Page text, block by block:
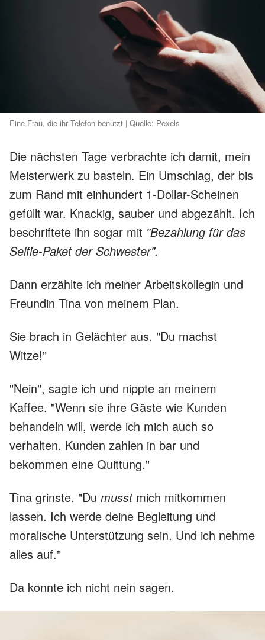
Eine Frau, die ihr Telefon benutzt | Quelle: Pexels
Die nächsten Tage verbrachte ich damit, mein
Meisterwerk zu basteln. Ein Umschlag, der bis
zum Rand mit einhundert 1-Dollar-Scheinen
gefüllt war. Knackig, sauber und abgezählt. Ich
beschriftete ihn sogar mit "Bezahlung für das
Selfie-Paket der Schwester".
Dann erzählte ich meiner Arbeitskollegin und
Freundin Tina von meinem Plan.
Sie brach in Gelächter aus. "Du machst
Witze!"
"Nein", sagte ich und nippte an meinem
Kaffee. "Wenn sie ihre Gäste wie Kunden
behandeln will, werde ich mich auch so
verhalten. Kunden zahlen in bar und
bekommen eine Quittung."
Tina grinste. "Du musstmich mitkommen
lassen. Ich werde deine Begleitung und
moralische Unterstützung sein. Und ich nehme
alles auf."
Da konnte ich nicht nein sagen.